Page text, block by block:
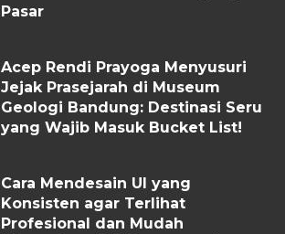
Pasar
Acep Rendi Prayoga Menyusuri
Jejak Prasejarah di Museum
Geologi Bandung: Destinasi Seru
yang Wajib Masuk Bucket List!
Cara Mendesain UI yang
Konsisten agar Terlihat
Profesional dan Mudah